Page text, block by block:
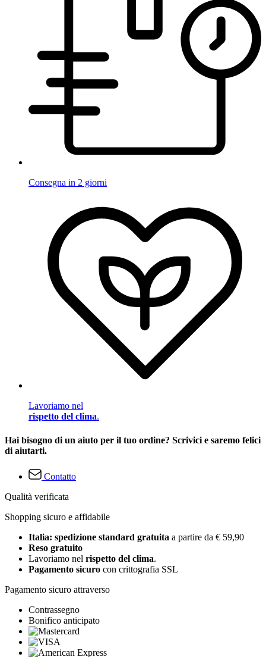
Consegna in 2 giorni
Lavoriamo nel
rispetto del clima.
Hai bisogno di un aiuto per il tuo ordine? Scrivici e saremo felici
di aiutarti.
Contatto
Qualità verificata
Shopping sicuro e affidabile
Italia: spedizione standard gratuita a partire da € 59,90
Reso gratuito
Lavoriamo nel rispetto del clima.
Pagamento sicuro con crittografia SSL
Pagamento sicuro attraverso
Contrassegno
Bonifico anticipato